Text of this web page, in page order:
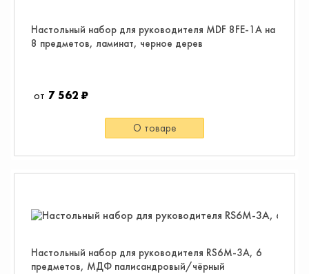
Настольный набор для руководителя MDF 8FE-1A на
8 предметов, ламинат, черное дерев
7 562 ₽
О товаре
Настольный набор для руководителя RS6M-3A, 6
предметов, МДФ палисандровый/чёрный